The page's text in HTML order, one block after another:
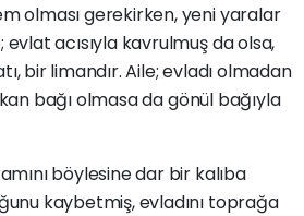
olması gerekirken, yeni yaralar
acısıyla kavrulmuş da olsa,
bir limandır. Aile; evladı olmadan
bağı olmasa da gönül bağıyla
böylesine dar bir kalıba
kaybetmiş, evladını toprağa